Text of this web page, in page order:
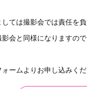
ては撮影会では責任を負
会と同様になりますの
ームよりお申し込みくだ